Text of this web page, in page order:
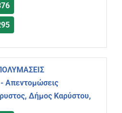
Απεντομώσεις
Δήμος Καρύστου,